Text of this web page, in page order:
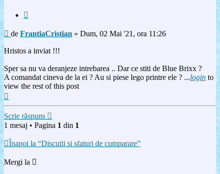
Mesaj
de FrantiaCristian » Dum, 02 Mai '21, ora 11:26
Hristos a inviat !!!
Sper sa nu va deranjeze intrebarea .. Dar ce stiti de Blue Brixx ?
A comandat cineva de la ei ? Au si piese lego printre ele ? ...login to
view the rest of this post
Scrie răspuns
1 mesaj • Pagina 1 din 1
Înapoi la “Discutii si sfaturi de cumparare”
Mergi la